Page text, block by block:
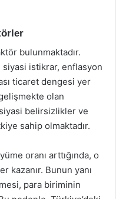
bulunmaktadır.
siyasi istikrar, enflasyon
ticaret dengesi yer
olan
belirsizlikler ve
sahip olmaktadır.
oranı arttığında, o
kazanır. Bunun yanı
para biriminin